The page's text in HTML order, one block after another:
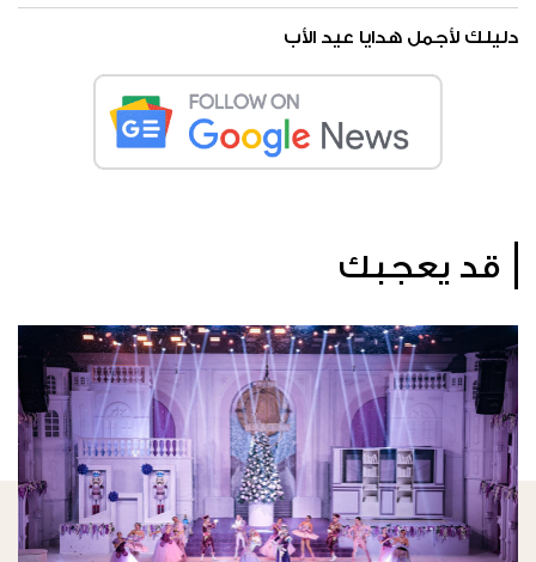
دليلك لأجمل هدايا عيد الأب
قد يعجبك